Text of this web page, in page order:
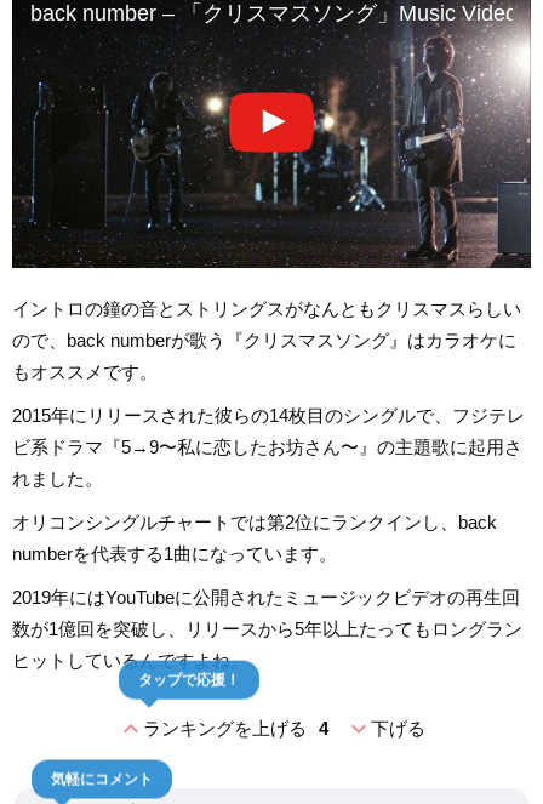
back number – 「クリスマスソング」Music Video
イントロの鐘の音とストリングスがなんともクリスマスらしい
ので、back numberが歌う『クリスマスソング』はカラオケに
もオススメです。
2015年にリリースされた彼らの14枚目のシングルで、フジテレ
ビ系ドラマ『5→9〜私に恋したお坊さん〜』の主題歌に起用さ
れました。
オリコンシングルチャートでは第2位にランクインし、back
numberを代表する1曲になっています。
2019年にはYouTubeに公開されたミュージックビデオの再生回
数が1億回を突破し、リリースから5年以上たってもロングラン
ヒットしているんですよね。
expand_lessランキングを上げる 4
タップで応援！
expand_more下げる
気軽にコメント